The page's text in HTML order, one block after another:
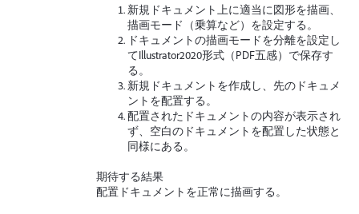
新規ドキュメント上に適当に図形を描画、
描画モード（乗算など）を設定する。
ドキュメントの描画モードを分離を設定し
てIllustrator2020形式（PDF五感）で保存す
る。
新規ドキュメントを作成し、先のドキュメ
ントを配置する。
配置されたドキュメントの内容が表示され
ず、空白のドキュメントを配置した状態と
同様にある。
期待する結果
配置ドキュメントを正常に描画する。